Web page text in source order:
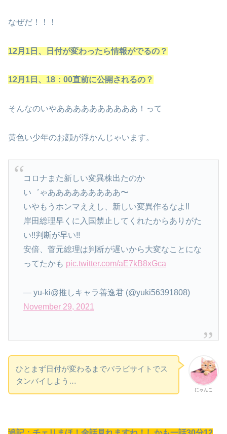
なぜだ！！！
12月1日、日付が変わったら情報がでるの？
12月1日、18：00直前に公開されるの？
そんなのいやああああああああああ！って
黄色い少年のお顔が浮かんじゃいます。
コロナまた新しい変異株出たのか
い゛ゃあああああああああ〜
いやもうホンマええし、新しい変異作るなよ!!
岸田総理早くに入国禁止してくれたからありがた
い!!判断が早い!!
安倍、菅元総理は判断が遅いから大変なことにな
ってたかも pic.twitter.com/aE7kB8xGca
— yu-ki@推しキャラ善逸君 (@yuki56391808)
November 29, 2021
にゃんこ
ひとまず日付が変わるまでパラビサイトでス
タンバイしよう…